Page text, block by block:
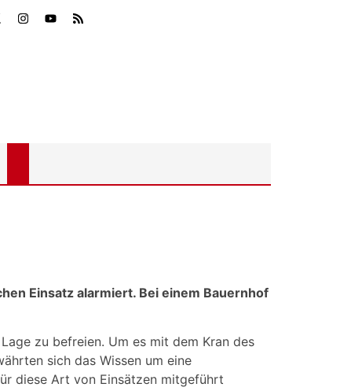
Einsatz alarmiert. Bei einem Bauernhof
zu befreien. Um es mit dem Kran des
sich das Wissen um eine
diese Art von Einsätzen mitgeführt